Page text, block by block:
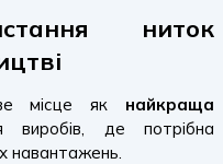
ниток
місце як найкраща
виробів, де потрібна
навантажень.